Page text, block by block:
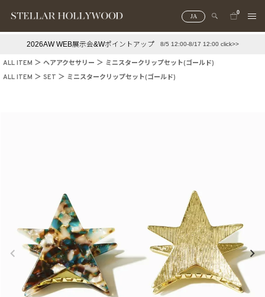
JA
0
#スタッフイチ押し（通勤パールアクセ） ＃写真映えアクセ
2026AW WEB展示会&Wポイントアップ 8/5 12:00-8/17 12:00 click>>
ALL ITEM ヘアアクセサリー
ミニスタークリップセット(ゴールド)
ALL ITEM
SET ミニスタークリップセット(ゴールド)